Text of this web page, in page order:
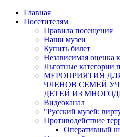
Главная
Посетителям
Правила посещения
Наши музеи
Купить билет
Независимая оценка
Льготные категории
МЕРОПРИЯТИЯ
ЧЛЕНОВ СЕМЕЙ
ДЕТЕЙ ИЗ
Видеоканал
"Русский музей:
Противодействие
Оперативный